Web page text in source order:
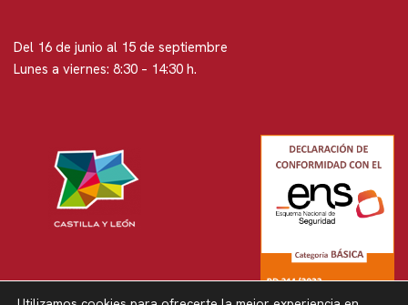
Del 16 de junio al 15 de septiembre
Lunes a viernes: 8:30 – 14:30 h.